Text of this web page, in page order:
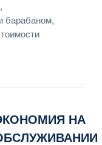
барабаном,
НА